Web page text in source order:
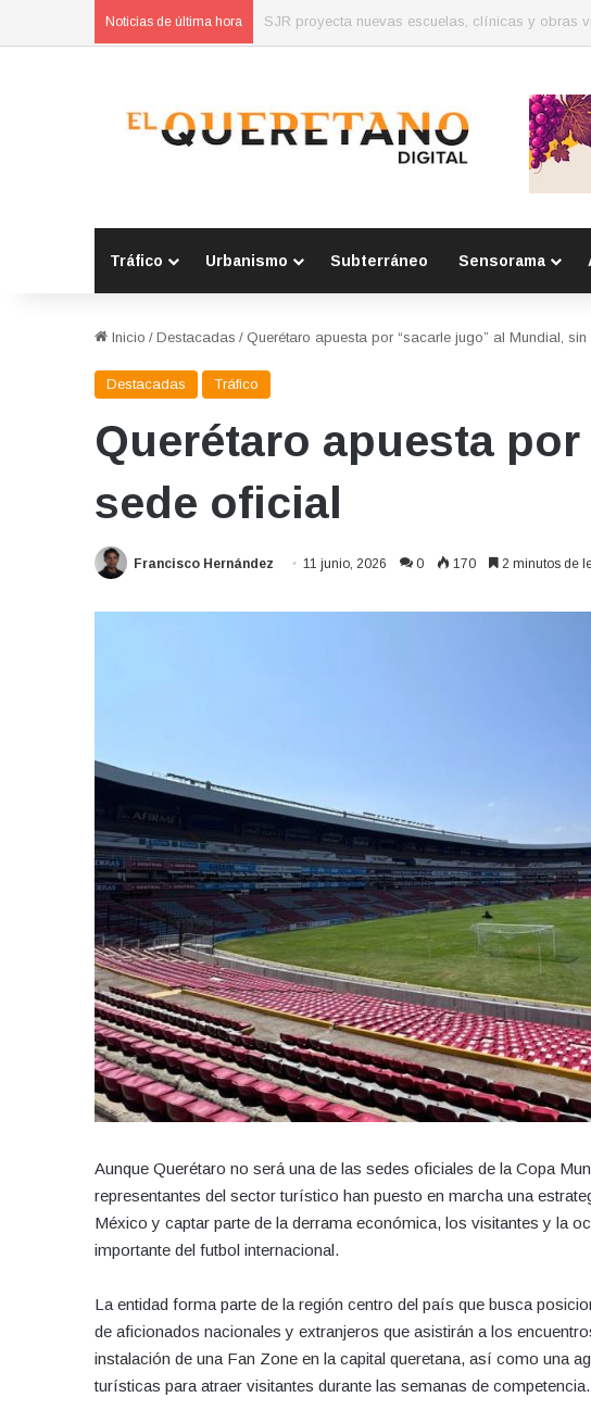
Noticias de última hora Concluyen cursos de autoempleo para mujeres
Tráfico Urbanismo Subterráneo Sensorama
Inicio / Destacadas / Querétaro apuesta por “sacarle jugo” al Mundial,
Destacadas Tráfico
Querétaro apuesta
sede oficial
Francisco Hernández 11 junio, 2026 0 170 2 minutos de
Aunque Querétaro no será una de las sedes oficiales de la Copa
representantes del sector turístico han puesto en marcha una
México y captar parte de la derrama económica, los visitantes y la
importante del futbol internacional.
La entidad forma parte de la región centro del país que busca
de aficionados nacionales y extranjeros que asistirán a los
instalación de una Fan Zone en la capital queretana, así como una
turísticas para atraer visitantes durante las semanas de competencia.